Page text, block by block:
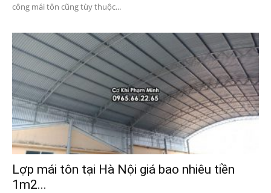
công mái tôn cũng tùy thuộc...
Lợp mái tôn tại Hà Nội giá bao nhiêu tiền
1m2...